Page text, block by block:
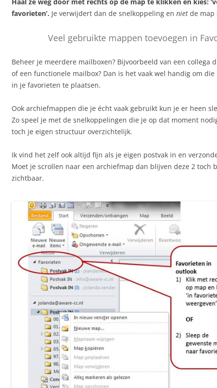
favorieten’. Je verwijdert dan de snelkoppeling en niet de map
Veel gebruikte mappen toevoegen in
Beheer je meerdere mailboxen? Bijvoorbeeld van een collega
of een functionele mailbox? Dan is het vaak wel handig om
in je favorieten te plaatsen.
Ook archiefmappen die je écht vaak gebruikt kun je er heen
Zo speel je met de snelkoppelingen die je op dat moment
toch je eigen structuur overzichtelijk.
Ik vind het zelf ook altijd fijn als je eigen postvak in en
Moet je scrollen naar een archiefmap dan blijven deze 2 toch
zichtbaar.